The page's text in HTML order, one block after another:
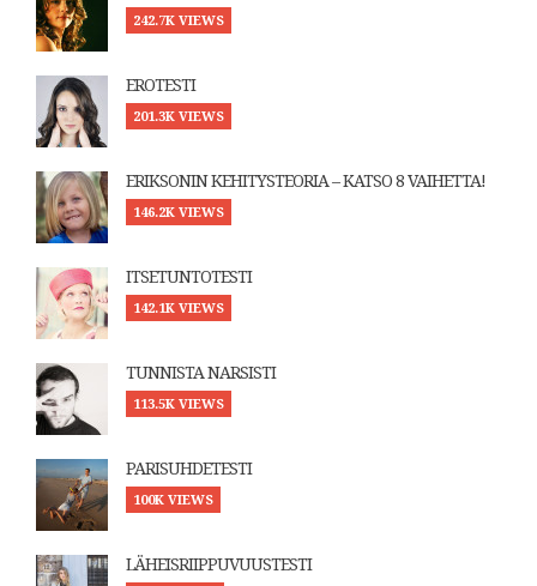
242.7K VIEWS
EROTESTI
201.3K VIEWS
ERIKSONIN KEHITYSTEORIA – KATSO 8 VAIHETTA!
146.2K VIEWS
ITSETUNTOTESTI
142.1K VIEWS
TUNNISTA NARSISTI
113.5K VIEWS
PARISUHDETESTI
100K VIEWS
LÄHEISRIIPPUVUUSTESTI